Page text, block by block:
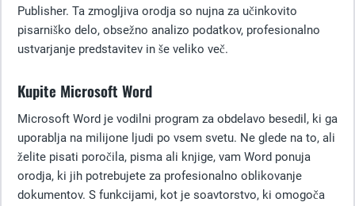
Publisher. Ta zmogljiva orodja so nujna za učinkovito
pisarniško delo, obsežno analizo podatkov, profesionalno
ustvarjanje predstavitev in še veliko več.
Kupite Microsoft Word
Microsoft Word je vodilni program za obdelavo besedil, ki ga
uporablja na milijone ljudi po vsem svetu. Ne glede na to, ali
želite pisati poročila, pisma ali knjige, vam Word ponuja
orodja, ki jih potrebujete za profesionalno oblikovanje
dokumentov. S funkcijami, kot je soavtorstvo, ki omogoča